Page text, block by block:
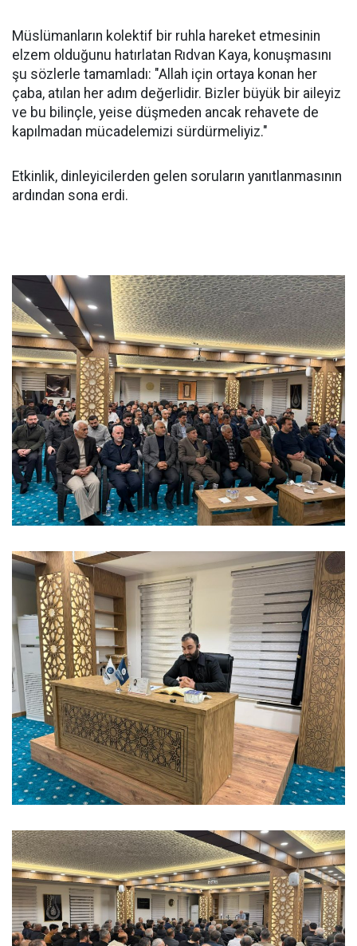
Müslümanların kolektif bir ruhla hareket etmesinin
elzem olduğunu hatırlatan Rıdvan Kaya, konuşmasını
şu sözlerle tamamladı: "Allah için ortaya konan her
çaba, atılan her adım değerlidir. Bizler büyük bir aileyiz
ve bu bilinçle, yeise düşmeden ancak rehavete de
kapılmadan mücadelemizi sürdürmeliyiz."
Etkinlik, dinleyicilerden gelen soruların yanıtlanmasının
ardından sona erdi.